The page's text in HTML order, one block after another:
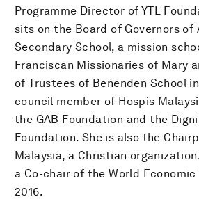
Programme Director of YTL
sits on the Board of Governors of
Secondary School, a mission
Franciscan Missionaries of Mary
of Trustees of Benenden School
council member of Hospis
the GAB Foundation and the
Foundation. She is also the
Malaysia, a Christian
a Co-chair of the World Economic
2016.